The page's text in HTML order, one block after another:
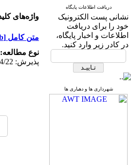
دریافت اطلاعات پایگاه
نشانی پست الکترونیک
خود را برای دریافت
اطلاعات و اخبار پایگاه،
در کادر زیر وارد کنید.
شهرداری ها و دهیاری ها
واژه‌های
متن کامل [PDF 957 kb]
نوع مطالعه:
پذیرش: 1396/4/22 | انتشار: 1396/4/22